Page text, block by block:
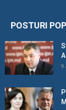
POSTURI
9